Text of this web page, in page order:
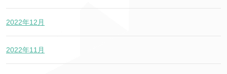
2022年12月
2022年11月